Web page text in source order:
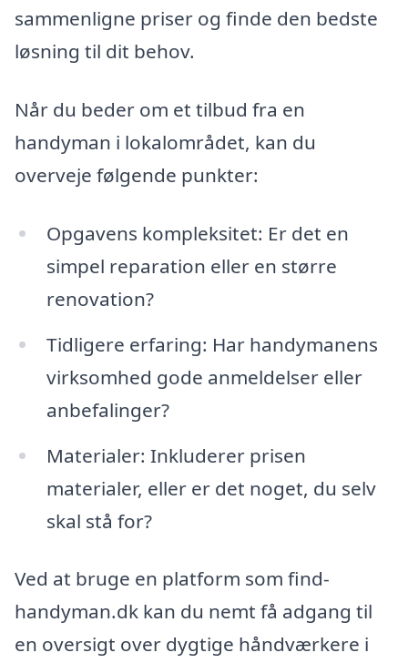
sammenligne priser og finde den bedste
løsning til dit behov.
Når du beder om et tilbud fra en
handyman i lokalområdet, kan du
overveje følgende punkter:
Opgavens kompleksitet: Er det en
simpel reparation eller en større
renovation?
Tidligere erfaring: Har handymanens
virksomhed gode anmeldelser eller
anbefalinger?
Materialer: Inkluderer prisen
materialer, eller er det noget, du selv
skal stå for?
Ved at bruge en platform som find-
handyman.dk kan du nemt få adgang til
en oversigt over dygtige håndværkere i